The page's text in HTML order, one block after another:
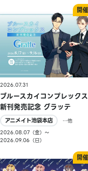
2026.07.31
ブルースカイコンプレックス
新刊発売記念 グラッテ
アニメイト池袋本店
…他
2026.08.07（金）〜
2026.09.06（日）